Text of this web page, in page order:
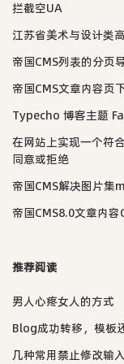
拦截空UA
江苏省美术与设计类
帝国CMS列表的分
帝国CMS文章内容页
Typecho 博客主题
在网站上实现一个符
同意或拒绝
帝国CMS解决图片集
帝国CMS8.0文章内
推荐阅读
男人心疼女人的方式
Blog成功转移，模板
几种常用禁止修改输